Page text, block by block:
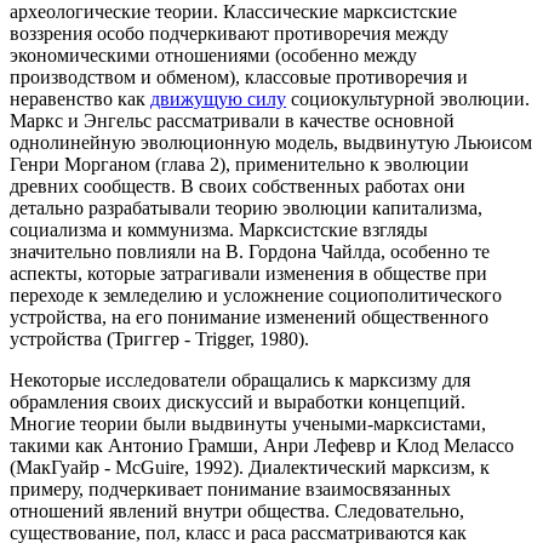
археологические теории. Классические марксистские
воззрения особо подчеркивают противоречия между
экономическими отношениями (особенно между
производством и обменом), классовые противоречия и
неравенство как движущую силу социокультурной эволюции.
Маркс и Энгельс рассматривали в качестве основной
однолинейную эволюционную модель, выдвинутую Льюисом
Генри Морганом (глава 2), применительно к эволюции
древних сообществ. В своих собственных работах они
детально разрабатывали теорию эволюции капитализма,
социализма и коммунизма. Марксистские взгляды
значительно повлияли на В. Гордона Чайлда, особенно те
аспекты, которые затрагивали изменения в обществе при
переходе к земледелию и усложнение социополитического
устройства, на его понимание изменений общественного
устройства (Триггер - Trigger, 1980).
Некоторые исследователи обращались к марксизму для
обрамления своих дискуссий и выработки концепций.
Многие теории были выдвинуты учеными-марксистами,
такими как Антонио Грамши, Анри Лефевр и Клод Мелассо
(МакГуайр - McGuire, 1992). Диалектический марксизм, к
примеру, подчеркивает понимание взаимосвязанных
отношений явлений внутри общества. Следовательно,
существование, пол, класс и раса рассматриваются как